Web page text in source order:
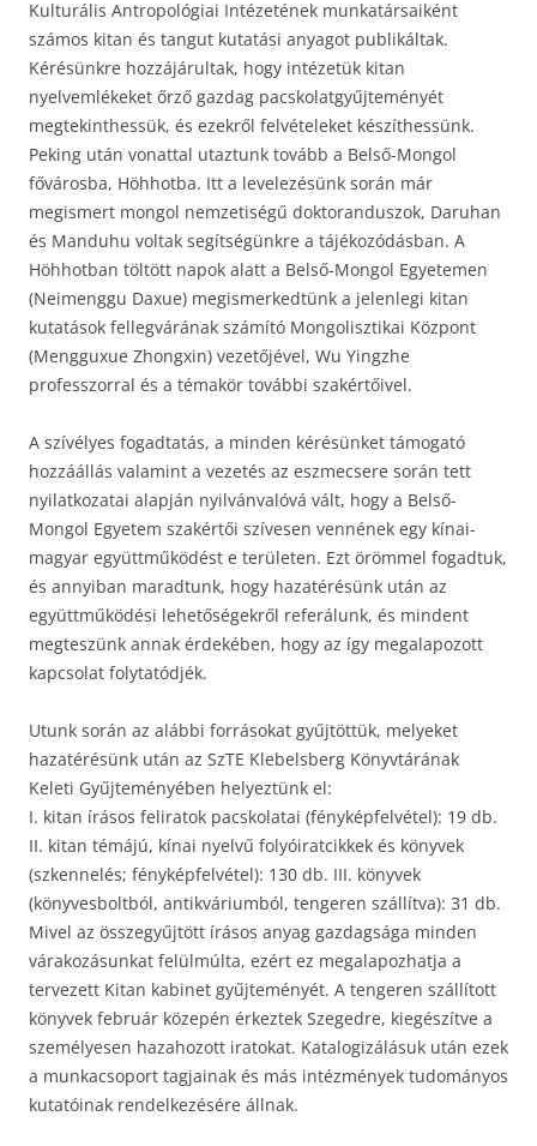
Kulturális Antropológiai Intézetének munkatársaiként
számos kitan és tangut kutatási anyagot publikáltak.
Kérésünkre hozzájárultak, hogy intézetük kitan
nyelvemlékeket őrző gazdag pacskolatgyűjteményét
megtekinthessük, és ezekről felvételeket készíthessünk.
Peking után vonattal utaztunk tovább a Belső-Mongol
fővárosba, Höhhotba. Itt a levelezésünk során már
megismert mongol nemzetiségű doktoranduszok, Daruhan
és Manduhu voltak segítségünkre a tájékozódásban. A
Höhhotban töltött napok alatt a Belső-Mongol Egyetemen
(Neimenggu Daxue) megismerkedtünk a jelenlegi kitan
kutatások fellegvárának számító Mongolisztikai Központ
(Mengguxue Zhongxin) vezetőjével, Wu Yingzhe
professzorral és a témakör további szakértőivel.
A szívélyes fogadtatás, a minden kérésünket támogató
hozzáállás valamint a vezetés az eszmecsere során tett
nyilatkozatai alapján nyilvánvalóvá vált, hogy a Belső-
Mongol Egyetem szakértői szívesen vennének egy kínai-
magyar együttműködést e területen. Ezt örömmel fogadtuk,
és annyiban maradtunk, hogy hazatérésünk után az
együttműködési lehetőségekről referálunk, és mindent
megteszünk annak érdekében, hogy az így megalapozott
kapcsolat folytatódjék.
Utunk során az alábbi forrásokat gyűjtöttük, melyeket
hazatérésünk után az SzTE Klebelsberg Könyvtárának
Keleti Gyűjteményében helyeztünk el:
I. kitan írásos feliratok pacskolatai (fényképfelvétel): 19 db.
II. kitan témájú, kínai nyelvű folyóiratcikkek és könyvek
(szkennelés; fényképfelvétel): 130 db. III. könyvek
(könyvesboltból, antikváriumból, tengeren szállítva): 31 db.
Mivel az összegyűjtött írásos anyag gazdagsága minden
várakozásunkat felülmúlta, ezért ez megalapozhatja a
tervezett Kitan kabinet gyűjteményét. A tengeren szállított
könyvek február közepén érkeztek Szegedre, kiegészítve a
személyesen hazahozott iratokat. Katalogizálásuk után ezek
a munkacsoport tagjainak és más intézmények tudományos
kutatóinak rendelkezésére állnak.